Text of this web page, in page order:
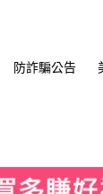
防詐騙公告